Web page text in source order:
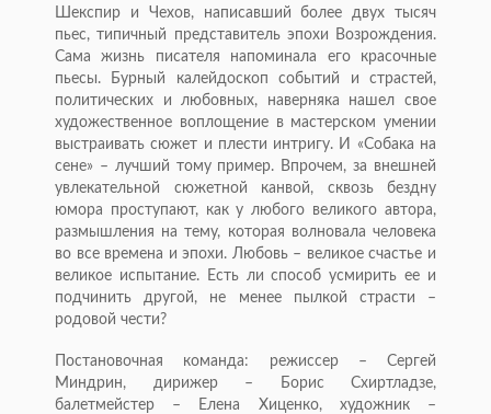
Шекспир и Чехов, написавший более двух тысяч
пьес, типичный представитель эпохи Возрождения.
Сама жизнь писателя напоминала его красочные
пьесы. Бурный калейдоскоп событий и страстей,
политических и любовных, наверняка нашел свое
художественное воплощение в мастерском умении
выстраивать сюжет и плести интригу. И «Собака на
сене» – лучший тому пример. Впрочем, за внешней
увлекательной сюжетной канвой, сквозь бездну
юмора проступают, как у любого великого автора,
размышления на тему, которая волновала человека
во все времена и эпохи. Любовь – великое счастье и
великое испытание. Есть ли способ усмирить ее и
подчинить другой, не менее пылкой страсти –
родовой чести?
Постановочная команда: режиссер – Сергей
Миндрин, дирижер – Борис Схиртладзе,
балетмейстер – Елена Хиценко, художник –